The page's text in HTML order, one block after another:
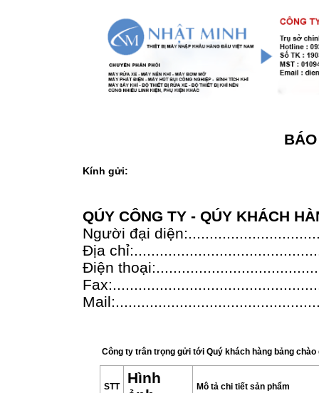
Kính gửi:
QÚY CÔNG TY - QÚY KHÁCH
Người đại
Địa
Điện
Công ty trân trọng gửi tới Quý khách hàng bảng
STT
Hình
Mô tả chi tiết sản phẩm